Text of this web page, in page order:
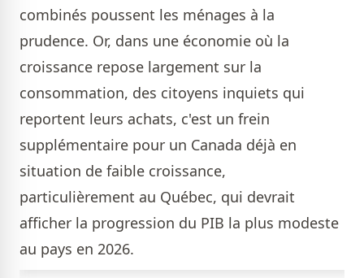
combinés poussent les ménages à la
prudence. Or, dans une économie où la
croissance repose largement sur la
consommation, des citoyens inquiets qui
reportent leurs achats, c'est un frein
supplémentaire pour un Canada déjà en
situation de faible croissance,
particulièrement au Québec, qui devrait
afficher la progression du PIB la plus modeste
au pays en 2026.